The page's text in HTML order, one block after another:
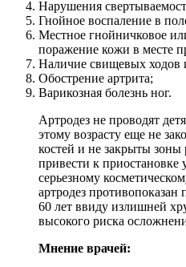
Нарушения
Гнойное воспаление в
Местное гнойничковое
поражение кожи в месте
Наличие свищевых ходов
Обострение артрита;
Варикозная болезнь ног.
Артродез не проводят
этому возрасту еще не
костей и не закрыты зоны
привести к приостановке
серьезному
артродез
60 лет ввиду излишней
высокого риска
Мнение врачей: